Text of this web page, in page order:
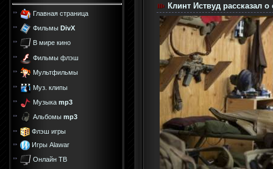
Главная страница
Фильмы DivX
В мире кино
Фильмы флэш
Мультфильмы
Муз. клипы
Музыка mp3
Альбомы mp3
Флэш игры
Игры Alawar
Онлайн ТВ
Клинт Иствуд рассказал